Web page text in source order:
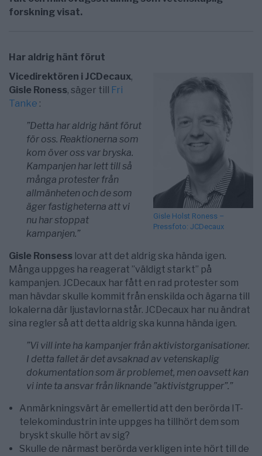
forskning visat.
Har aldrig hänt förut
Gisle Holst Roness –
Pressfoto: JCDecaux
Vicedirektören i JCDecaux,
Gisle Roness, säger till Fri
Tanke :
”Detta har aldrig hänt förut
för oss. Reaktionerna som
kom över oss var bryska.
Kampanjen har lett till så
många protester från
allmänheten och de som
äger fastigheterna att vi
nu har stoppat
kampanjen.”
Gisle Ronsess lovar att det aldrig ska hända igen.
Många uppges ha reagerat ”väldigt starkt” på
kampanjen. JCDecaux har fått en rad protester som
man hävdar skulle kommit från enskilda och ägarna till
lokalerna där ljustavlorna står. JCDecaux har nu ändrat
sina regler så att detta aldrig ska kunna hända igen.
”Vi vill inte ha kampanjer från aktivistorganisationer.
I detta fallet är det avsaknad av vetenskaplig
dokumentation som är problemet, men oavsett kan
vi inte ta ansvar från liknande ”aktivistgrupper”.”
Anmärkningsvärt är emellertid att den berörda IT-
telekomindustrin inte uppges ha tillhört dem som
bryskt skulle hört av sig?
Skulle de närmast berörda verkligen inte hört till de